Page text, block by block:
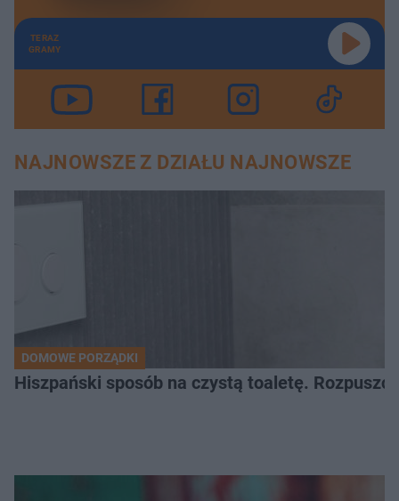
TERAZ
GRAMY
NAJNOWSZE Z DZIAŁU NAJNOWSZE
DOMOWE PORZĄDKI
Hiszpański sposób na czystą toaletę.